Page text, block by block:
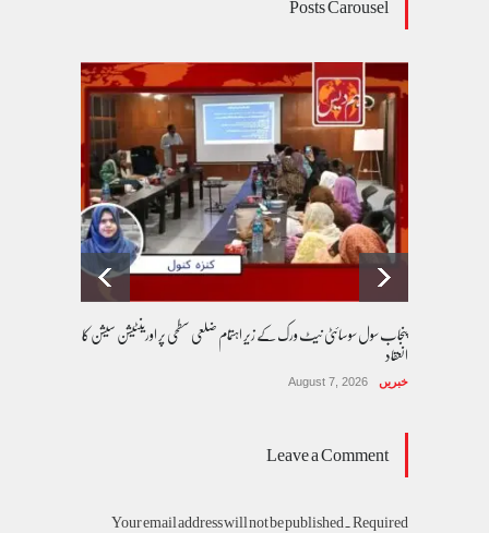
پنجاب سول سوسائٹی نیٹ ورک کے زیرِ اہتمام ضلعی سطحی پر اورینٹیشن سیشن کا
انعقاد
خبریں August 7, 2026
Leave a Comment
Your email address will not be published. Required